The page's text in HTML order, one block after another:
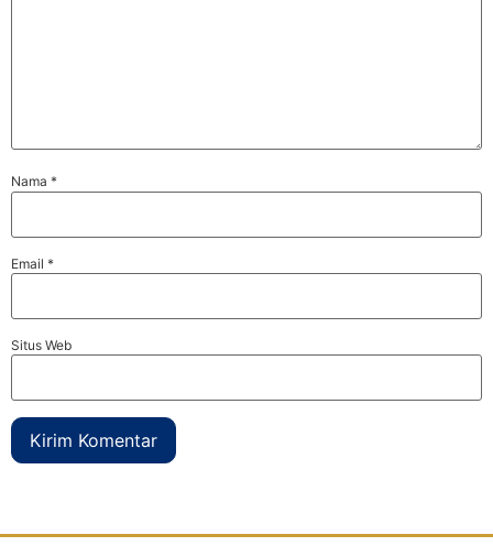
Nama *
Email *
Situs Web